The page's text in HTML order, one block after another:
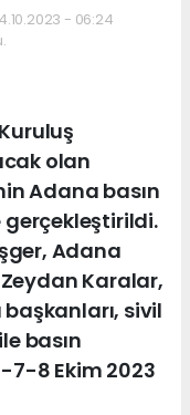
- 06:24
olan
Adana basın
gerçekleştirildi.
Adana
Karalar,
sivil
basın
7-8 Ekim 2023